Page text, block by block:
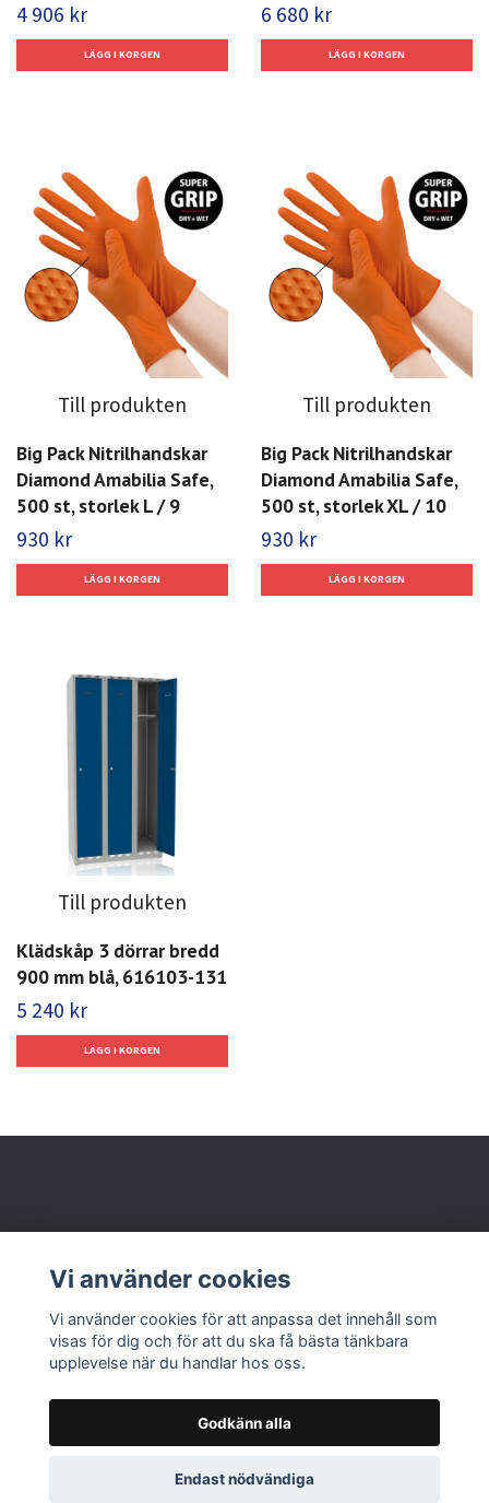
4 906 kr 6 680 kr
Till produkten
Big Pack Nitrilhandskar
Diamond Amabilia Safe,
500 st, storlek L / 9
930 kr
Till produkten
Big Pack Nitrilhandskar
Diamond Amabilia Safe,
500 st, storlek XL / 10
930 kr
Till produkten
Klädskåp 3 dörrar bredd
900 mm blå, 616103-131
5 240 kr
Läs mer
© 2026 Nolbox AB
Vi använder cookies
Vi använder cookies för att anpassa det innehåll som
visas för dig och för att du ska få bästa tänkbara
upplevelse när du handlar hos oss.
Godkänn alla
Endast nödvändiga